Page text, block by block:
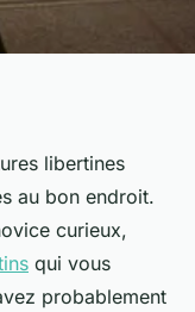
explore
libertines
au bon endroit.
curieux,
qui vous
probablement